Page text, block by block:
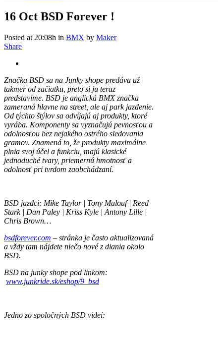
16 Oct BSD Forever !
Posted at 20:08h in BMX by Maker
Share
Značka BSD sa na Junky shope predáva už
takmer od začiatku, preto si ju teraz
predstavíme. BSD je anglická BMX značka
zameraná hlavne na street, ale aj park jazdenie.
Od týchto štýlov sa odvíjajú aj produkty, ktoré
vyrába. Komponenty sa vyznačujú pevnosťou a
odolnosťou bez nejakého ostrého sledovania
gramov. Znamená to, že produkty maximálne
plnia svoj účel a funkciu, majú klasické
jednoduché tvary, priemernú hmotnosť a
odolnosť pri tvrdom zaobchádzaní.
BSD jazdci: Mike Taylor | Tony Malouf | Reed
Stark | Dan Paley | Kriss Kyle | Antony Lille |
Chris Brown…
bsdforever.com – stránka je často aktualizovaná
a vždy tam nájdete niečo nové z diania okolo
BSD.
BSD na junky shope pod linkom:
www.junkride.sk/eshop/9_bsd
Jedno zo spoločných BSD videí: